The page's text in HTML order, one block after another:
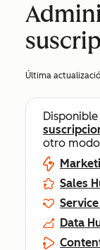
Última
otro
Sales
Data